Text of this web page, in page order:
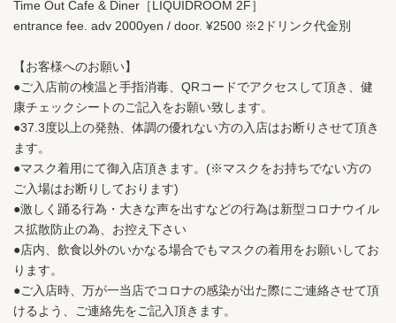
Time Out Cafe & Diner［LIQUIDROOM 2F］
entrance fee. adv 2000yen / door. ¥2500 ※2ドリンク代金別
【お客様へのお願い】
●ご入店前の検温と手指消毒、QRコードでアクセスして頂き、健
康チェックシートのご記入をお願い致します。
●37.3度以上の発熱、体調の優れない方の入店はお断りさせて頂き
ます。
●マスク着用にて御入店頂きます。(※マスクをお持ちでない方の
ご入場はお断りしております)
●激しく踊る行為・大きな声を出すなどの行為は新型コロナウイル
ス拡散防止の為、お控え下さい
●店内、飲食以外のいかなる場合でもマスクの着用をお願いしてお
ります。
●ご入店時、万が一当店でコロナの感染が出た際にご連絡させて頂
けるよう、ご連絡先をご記入頂きます。